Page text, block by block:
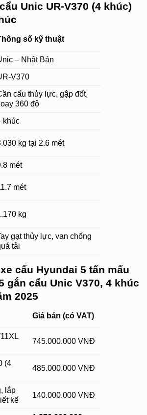
Unic UR-V370 (4 khúc)
số kỹ thuật
– Nhật Bản
V370
cẩu thủy lực, gập đốt,
360 độ
khúc
kg tại 2.6 mét
mét
mét
kg
gạt thủy lực, van chống
tải
cẩu Hyundai 5 tấn mẩu
gắn cẩu Unic V370, 4 khúc
2025
Giá bán (có VAT)
745.000.000 VNĐ
(4
485.000.000 VNĐ
lắp
kế
140.000.000 VNĐ